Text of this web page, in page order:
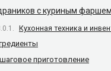
с куриным фаршем
Кухонная техника и
приготовление